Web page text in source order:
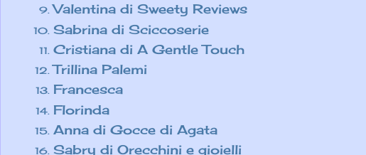
Valentina di Sweety Reviews
Sabrina di Sciccoserie
Cristiana di A Gentle Touch
Trillina Palemi
Francesca
Florinda
Anna di Gocce di Agata
Sabry di Orecchini e gioielli